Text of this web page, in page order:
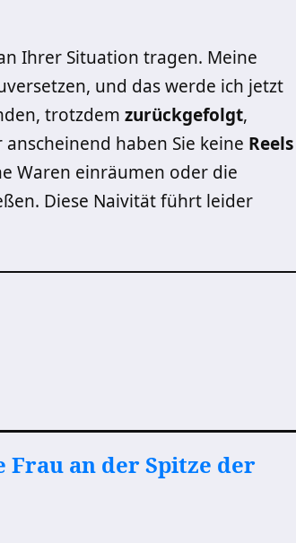
Ihrer Situation tragen. Meine
und das werde ich jetzt
trotzdem zurückgefolgt,
haben Sie keine Reels
Waren einräumen oder die
Diese Naivität führt leider
Frau an der Spitze der